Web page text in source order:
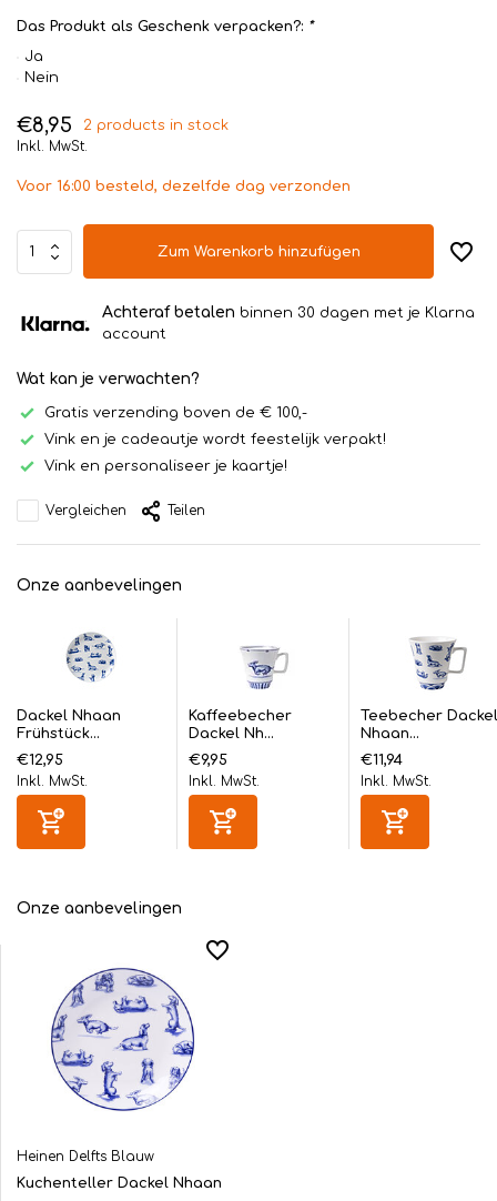
Das Produkt als Geschenk verpacken?: *
Ja
Nein
€8,95
2 products in stock
Inkl. MwSt.
Voor 16:00 besteld, dezelfde dag verzonden
Zum Warenkorb hinzufügen
Achteraf betalen binnen 30 dagen met je Klarna
account
Wat kan je verwachten?
Gratis verzending boven de € 100,-
Vink en je cadeautje wordt feestelijk verpakt!
Vink en personaliseer je kaartje!
Vergleichen Teilen
Onze aanbevelingen
Dackel Nhaan
Frühstück...
€12,95
Inkl. MwSt.
Kaffeebecher
Dackel Nh...
€9,95
Inkl. MwSt.
Teebecher Dackel
Nhaan...
€11,94
Inkl. MwSt.
Onze aanbevelingen
Heinen Delfts Blauw
Kuchenteller Dackel Nhaan